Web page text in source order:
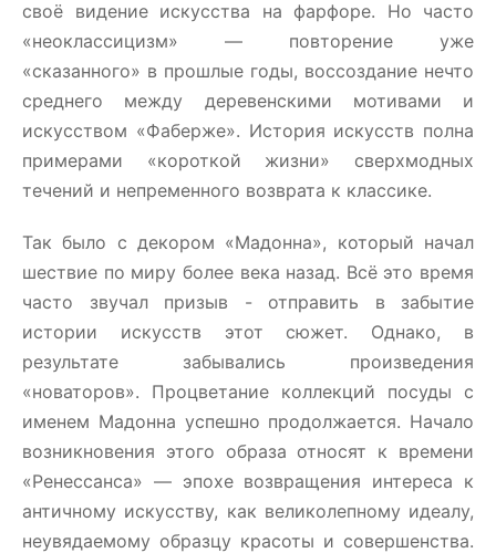
своё видение искусства на фарфоре. Но часто
«неоклассицизм» — повторение уже
«сказанного» в прошлые годы, воссоздание нечто
среднего между деревенскими мотивами и
искусством «Фаберже». История искусств полна
примерами «короткой жизни» сверхмодных
течений и непременного возврата к классике.
Так было с декором «Мадонна», который начал
шествие по миру более века назад. Всё это время
часто звучал призыв - отправить в забытие
истории искусств этот сюжет. Однако, в
результате забывались произведения
«новаторов». Процветание коллекций посуды с
именем Мадонна успешно продолжается. Начало
возникновения этого образа относят к времени
«Ренессанса» — эпохе возвращения интереса к
античному искусству, как великолепному идеалу,
неувядаемому образцу красоты и совершенства.